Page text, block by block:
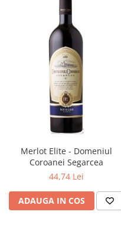
Merlot Elite - Domeniul
Coroanei Segarcea
44,74 Lei
ADAUGA IN COS